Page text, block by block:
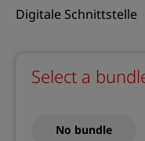
Digitale Schnittstelle
Select a
No bundle